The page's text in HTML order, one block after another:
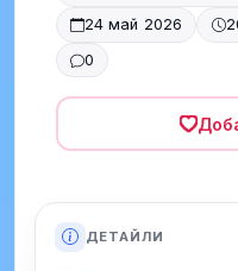
24 май 2026
0
ДЕТАЙЛИ